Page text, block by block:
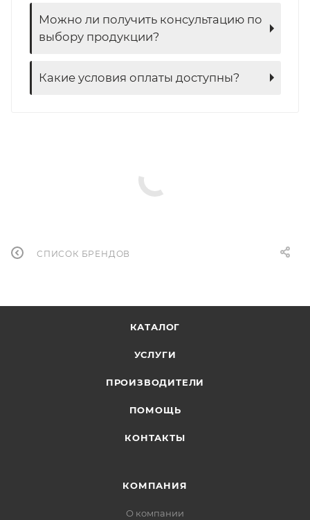
Можно ли получить консультацию по
выбору продукции?
Какие условия оплаты доступны?
СПИСОК БРЕНДОВ
КАТАЛОГ
УСЛУГИ
ПРОИЗВОДИТЕЛИ
ПОМОЩЬ
КОНТАКТЫ
КОМПАНИЯ
О компании